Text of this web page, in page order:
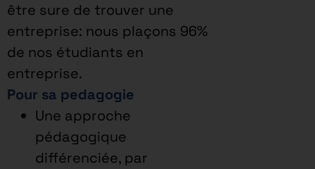
être sure de trouver une
entreprise: nous plaçons 96%
de nos étudiants en
entreprise.
Pour sa pedagogie
Une approche
pédagogique
différenciée, par